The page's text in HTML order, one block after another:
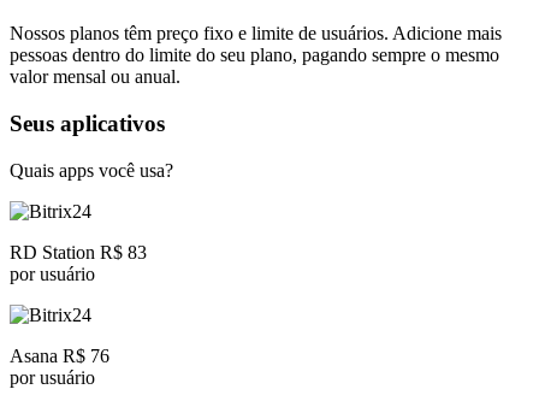
Nossos planos têm preço fixo e limite de usuários. Adicione mais
pessoas dentro do limite do seu plano, pagando sempre o mesmo
valor mensal ou anual.
Seus aplicativos
Quais apps você usa?
RD Station R$ 83
por usuário
Asana R$ 76
por usuário